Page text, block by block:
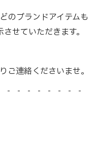
のブランドアイテムも
せていただきます。
ご連絡くださいませ。
- - - - - - - -